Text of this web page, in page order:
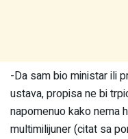
-Da sam bio ministar ili
ustava, propisa ne bi
napomenuo kako nema
multimilijuner (citat sa